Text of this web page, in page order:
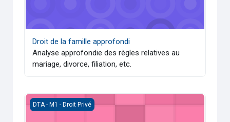
Droit de la famille approfondi
Analyse approfondie des règles relatives au
mariage, divorce, filiation, etc.
Propriété et sécurité des personnes
DTA - M1 - Droit Privé